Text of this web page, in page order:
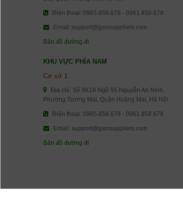
Điện thoại: 0965.858.678 - 0961.858.678
Email: support@gsmsuppliers.com
Bản đồ đường đi
KHU VỰC PHÍA NAM
Cơ sở 1
Địa chỉ: Số 9K18 Ngõ 55 Nguyễn An Ninh,
Phường Tương Mai, Quận Hoàng Mai, Hà Nội
Điện thoại: 0965.858.678 - 0961.858.678
Email: support@gsmsuppliers.com
Bản đồ đường đi